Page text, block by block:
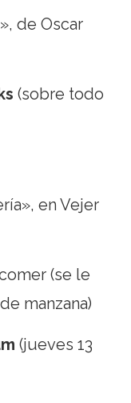
de Oscar
(sobre todo
en Vejer
(se le
manzana)
(jueves 13